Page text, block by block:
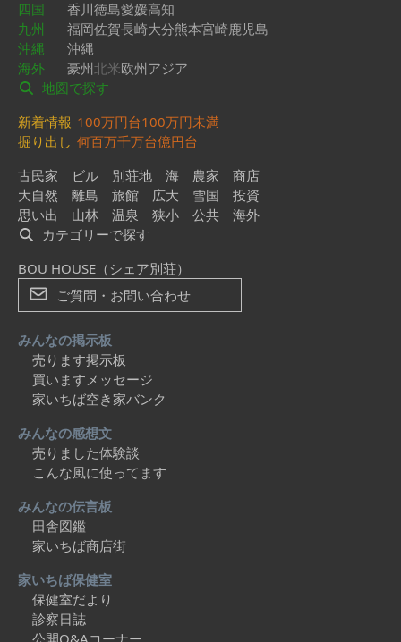
四国
香川徳島愛媛高知
九州
福岡佐賀長崎大分熊本宮崎鹿児島
沖縄
沖縄
海外
豪州北米欧州アジア
地図で探す
新着情報 100万円台100万円未満
掘り出し 何百万千万台億円台
古民家
ビル 別荘地 海 農家
商店
大自然
離島 旅館 広大 雪国
投資
思い出
山林 温泉 狭小 公共
海外
カテゴリーで探す
BOU HOUSE（シェア別荘）
ご質問・お問い合わせ
みんなの掲示板
売ります掲示板
買いますメッセージ
家いちば空き家バンク
みんなの感想文
売りました体験談
こんな風に使ってます
みんなの伝言板
田舎図鑑
家いちば商店街
家いちば保健室
保健室だより
診察日誌
公開Q&Aコーナー